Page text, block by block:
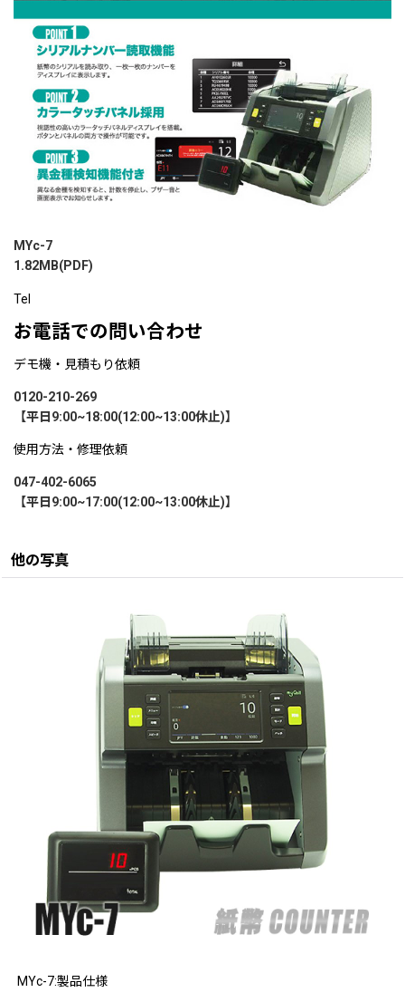
MYc-7
1.82MB(PDF)
Tel
お電話での問い合わせ
デモ機・見積もり依頼
0120-210-269
【平日9:00~18:00(12:00~13:00休止)】
使用方法・修理依頼
047-402-6065
【平日9:00~17:00(12:00~13:00休止)】
他の写真
MYc-7:製品仕様